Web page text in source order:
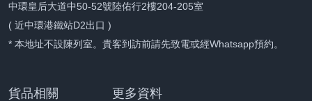
中環皇后大道中50-52號陸佑行2樓204-205室
( 近中環港鐵站D2出口 )
* 本地址不設陳列室。貴客到訪前請先致電或經Whatsapp預約。
貨品相關 更多資料